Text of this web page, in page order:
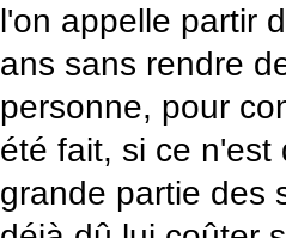
l'on appelle partir
ans sans rendre
personne, pour
été fait, si ce n'est
grande partie des